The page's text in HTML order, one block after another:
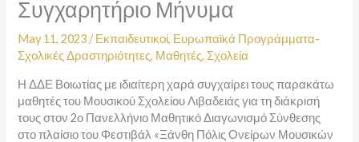
Συγχαρητήριο Μήνυμα
May 11, 2023/Εκπαιδευτικοί, Ευρωπαϊκά Προγράμματα-
Σχολικές Δραστηριότητες, Μαθητές, Σχολεία
Η ΔΔΕ Βοιωτίας με ιδιαίτερη χαρά συγχαίρει τους παρακάτω
μαθητές του Μουσικού Σχολείου Λιβαδειάς για τη διάκρισή
τους στον 2ο Πανελλήνιο Μαθητικό Διαγωνισμό Σύνθεσης
στο πλαίσιο του Φεστιβάλ «Ξάνθη Πόλις Ονείρων Μουσικών